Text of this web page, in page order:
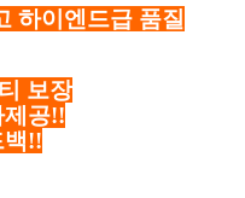
하이엔드급 품질
보장
제공!!
백!!